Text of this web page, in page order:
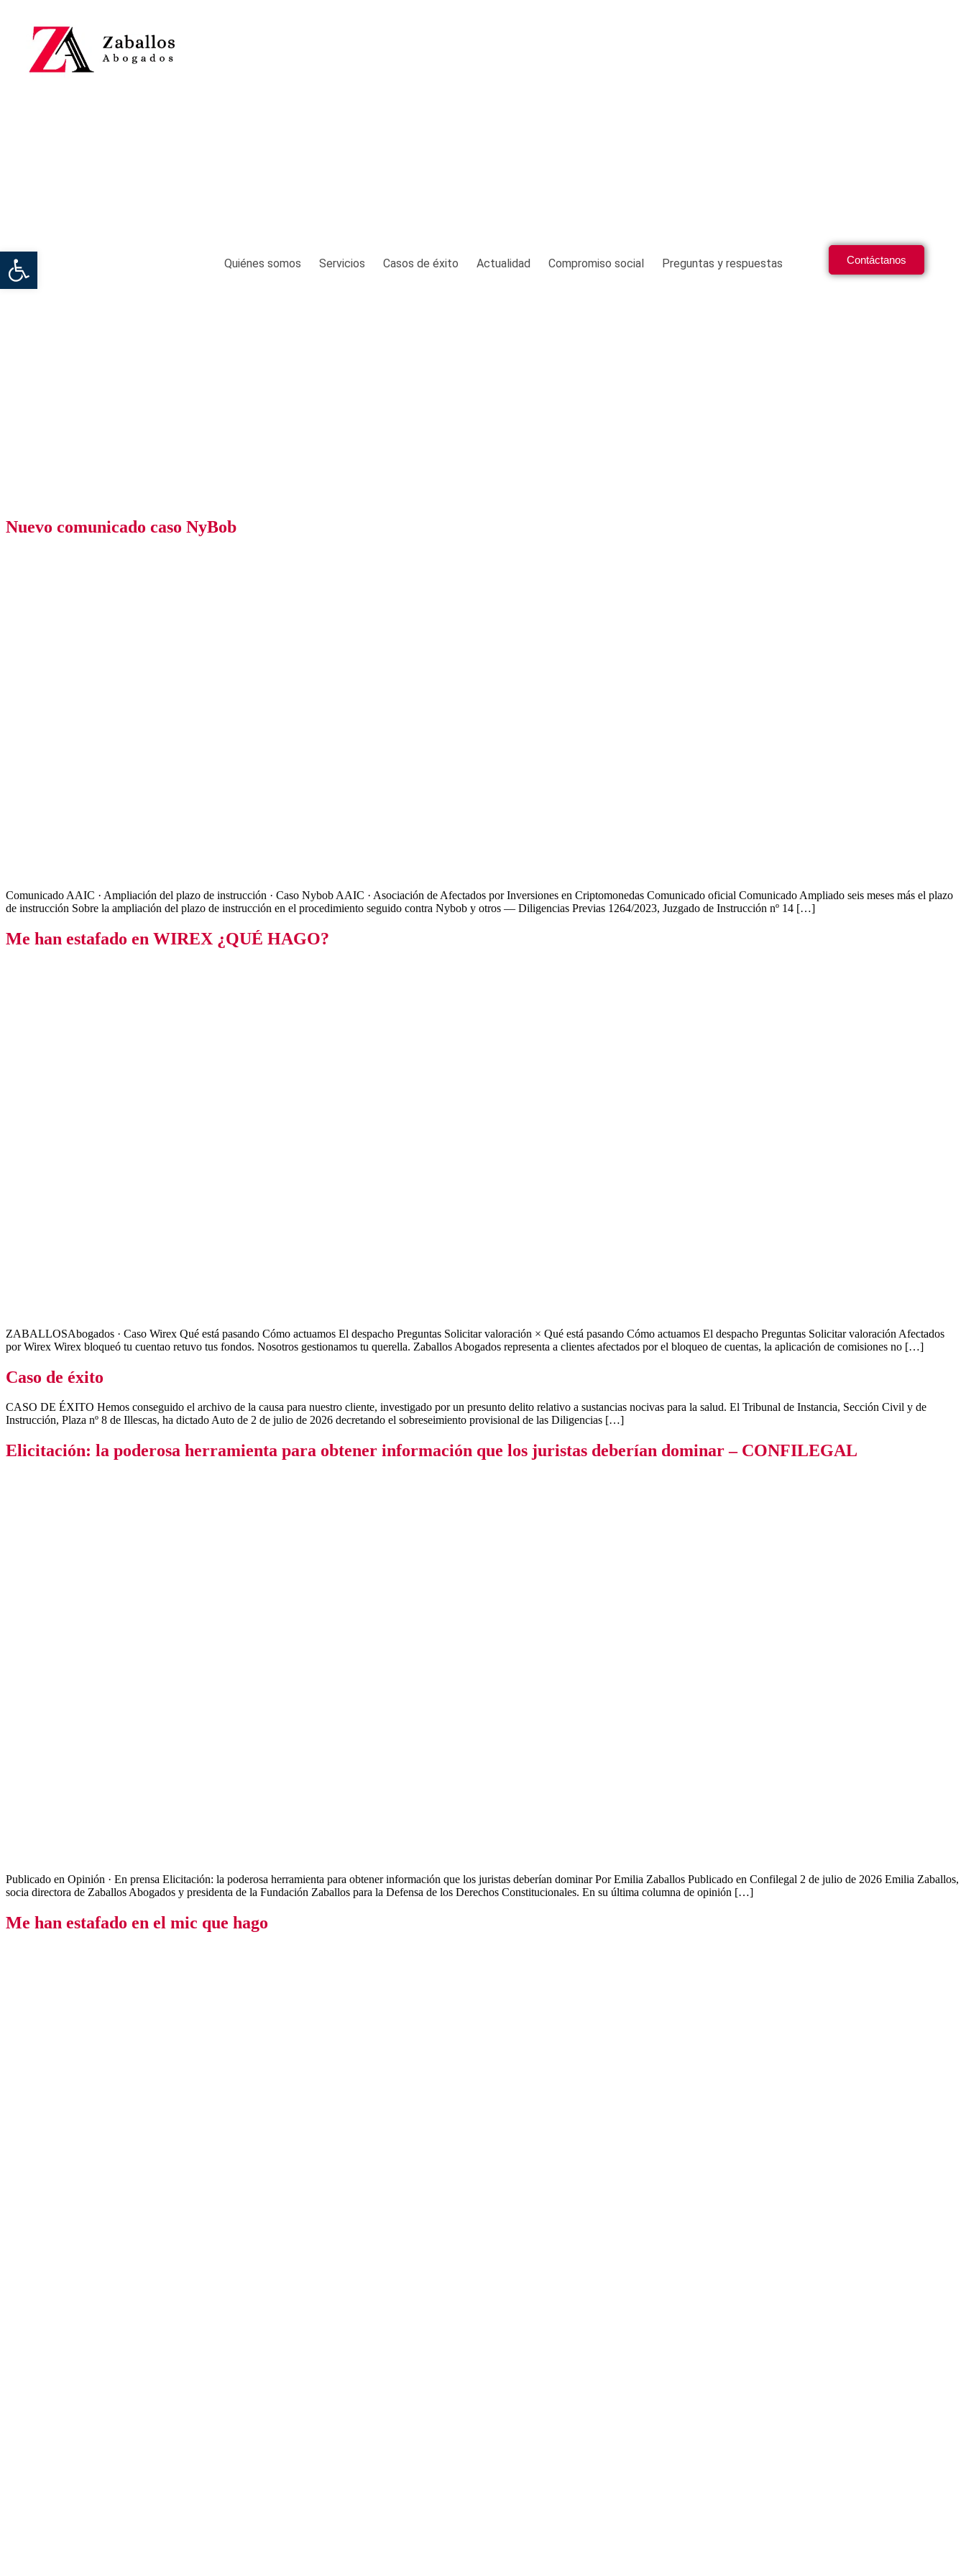
Quiénes somos Servicios Casos de éxito Actualidad Compromiso social Preguntas y respuestas Contáctanos
Nuevo comunicado caso NyBob
Comunicado AAIC · Ampliación del plazo de instrucción · Caso Nybob AAIC · Asociación de Afectados por Inversiones en Criptomonedas Comunicado oficial Comunicado Ampliado seis meses más el plazo
de instrucción Sobre la ampliación del plazo de instrucción en el procedimiento seguido contra Nybob y otros — Diligencias Previas 1264/2023, Juzgado de Instrucción nº 14 […]
Me han estafado en WIREX ¿QUÉ HAGO?
ZABALLOSAbogados · Caso Wirex Qué está pasando Cómo actuamos El despacho Preguntas Solicitar valoración × Qué está pasando Cómo actuamos El despacho Preguntas Solicitar valoración Afectados
por Wirex Wirex bloqueó tu cuentao retuvo tus fondos. Nosotros gestionamos tu querella. Zaballos Abogados representa a clientes afectados por el bloqueo de cuentas, la aplicación de comisiones no […]
Caso de éxito
CASO DE ÉXITO Hemos conseguido el archivo de la causa para nuestro cliente, investigado por un presunto delito relativo a sustancias nocivas para la salud. El Tribunal de Instancia, Sección Civil y de
Instrucción, Plaza nº 8 de Illescas, ha dictado Auto de 2 de julio de 2026 decretando el sobreseimiento provisional de las Diligencias […]
Elicitación: la poderosa herramienta para obtener información que los juristas deberían dominar – CONFILEGAL
Publicado en Opinión · En prensa Elicitación: la poderosa herramienta para obtener información que los juristas deberían dominar Por Emilia Zaballos Publicado en Confilegal 2 de julio de 2026 Emilia Zaballos,
socia directora de Zaballos Abogados y presidenta de la Fundación Zaballos para la Defensa de los Derechos Constitucionales. En su última columna de opinión […]
Me han estafado en el mic que hago
Abrir barra de herramientas